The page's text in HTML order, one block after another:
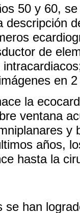
50 y 60,
descripción
de
en
la
ventana
y
años,
hasta la
se han